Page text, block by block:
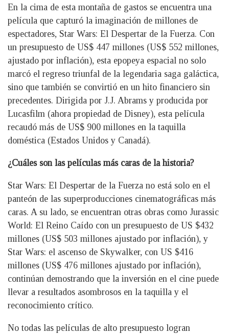
En la cima de esta montaña de gastos se encuentra una
película que capturó la imaginación de millones de
espectadores, Star Wars: El Despertar de la Fuerza. Con
un presupuesto de US$ 447 millones (US$ 552 millones,
ajustado por inflación), esta epopeya espacial no solo
marcó el regreso triunfal de la legendaria saga galáctica,
sino que también se convirtió en un hito financiero sin
precedentes. Dirigida por J.J. Abrams y producida por
Lucasfilm (ahora propiedad de Disney), esta película
recaudó más de US$ 900 millones en la taquilla
doméstica (Estados Unidos y Canadá).
¿Cuáles son las películas más caras de la historia?
Star Wars: El Despertar de la Fuerza no está solo en el
panteón de las superproducciones cinematográficas más
caras. A su lado, se encuentran otras obras como Jurassic
World: El Reino Caído con un presupuesto de US $432
millones (US$ 503 millones ajustado por inflación), y
Star Wars: el ascenso de Skywalker, con US $416
millones (US$ 476 millones ajustado por inflación),
continúan demostrando que la inversión en el cine puede
llevar a resultados asombrosos en la taquilla y el
reconocimiento crítico.
No todas las películas de alto presupuesto logran